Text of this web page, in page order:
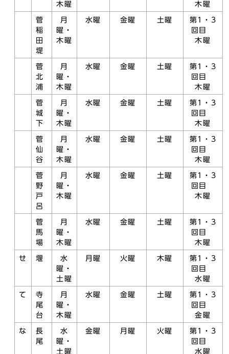
木曜
木曜
菅
稲
田
堤
月
曜・
木曜
水曜 金曜 土曜
第1・3
回目
木曜
菅
北
浦
月
曜・
木曜
水曜 金曜 土曜
第1・3
回目
木曜
菅
城
下
月
曜・
木曜
水曜 金曜 土曜
第1・3
回目
木曜
菅
仙
谷
月
曜・
木曜
水曜 金曜 土曜
第1・3
回目
木曜
菅
野
戸
呂
月
曜・
木曜
水曜 金曜 土曜
第1・3
回目
木曜
菅
馬
場
月
曜・
木曜
水曜 金曜 土曜
第1・3
回目
木曜
せ 堰
水
曜・
土曜
月曜 火曜 木曜
第1・3
回目
水曜
て
寺
尾
台
月
曜・
木曜
水曜 金曜 土曜
第1・3
回目
金曜
な
長
尾
水
曜・
土曜
金曜 月曜 火曜
第1・3
回目
水曜